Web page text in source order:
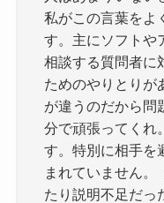
私がこの言葉をよ
す。主にソフトや
相談する質問者に
ためのやりとりが
が違うのだから問
分で頑張ってくれ
す。特別に相手を
まれていません。
たり説明不足だっ